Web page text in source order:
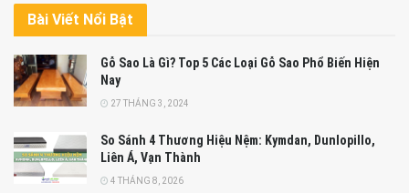
Bài Viết Nổi Bật
Gỗ Sao Là Gì? Top 5 Các Loại Gỗ Sao Phổ Biến Hiện
Nay
27 THÁNG 3, 2024
So Sánh 4 Thương Hiệu Nệm: Kymdan, Dunlopillo,
Liên Á, Vạn Thành
4 THÁNG 8, 2026